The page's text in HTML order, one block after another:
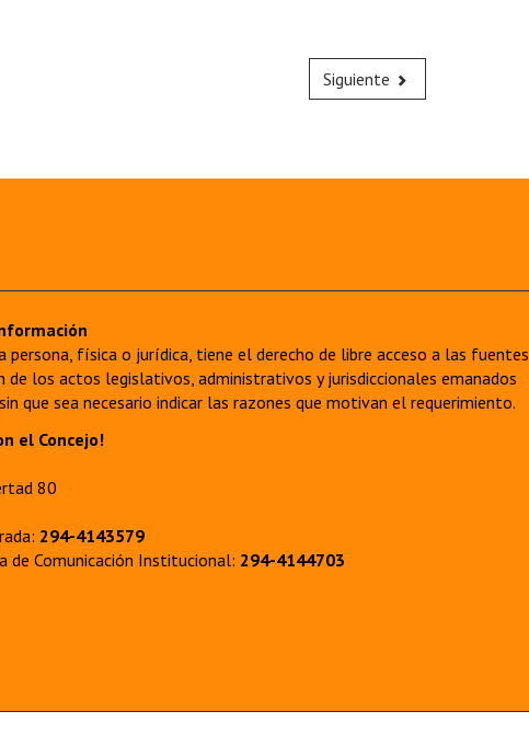
Siguiente
persona, física o jurídica, tiene el derecho de libre acceso a las fuentes
de los actos legislativos, administrativos y jurisdiccionales emanados
que sea necesario indicar las razones que motivan el requerimiento.
el Concejo!
80
294-4143579
de Comunicación Institucional: 294-4144703